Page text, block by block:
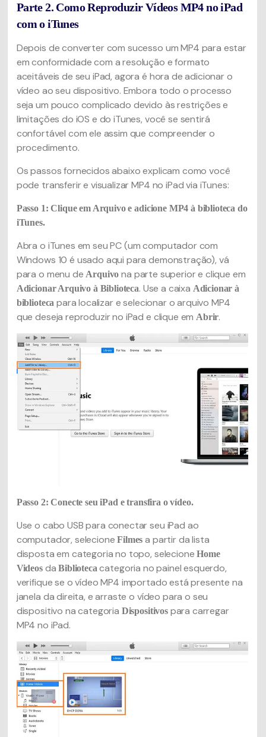
Parte 2. Como Reproduzir Vídeos MP4 no iPad
com o iTunes
Depois de converter com sucesso um MP4 para estar
em conformidade com a resolução e formato
aceitáveis ​​de seu iPad, agora é hora de adicionar o
vídeo ao seu dispositivo. Embora todo o processo
seja um pouco complicado devido às restrições e
limitações do iOS e do iTunes, você se sentirá
confortável com ele assim que compreender o
procedimento.
Os passos fornecidos abaixo explicam como você
pode transferir e visualizar MP4 no iPad via iTunes:
Passo 1: Clique em Arquivo e adicione MP4 à biblioteca do
iTunes.
Abra o iTunes em seu PC (um computador com
Windows 10 é usado aqui para demonstração), vá
para o menu deArquivona parte superior e clique em
Adicionar Arquivo à Biblioteca. Use a caixa Adicionar à
bibliotecapara localizar e selecionar o arquivo MP4
que deseja reproduzir no iPad e clique emAbrir.
Passo 2: Conecte seu iPad e transfira o vídeo.
Use o cabo USB para conectar seu iPad ao
computador, selecioneFilmesa partir da lista
disposta em categoria no topo, selecioneHome
Videos daBibliotecacategoria no painel esquerdo,
verifique se o vídeo MP4 importado está presente na
janela da direita, e arraste o vídeo para o seu
dispositivo na categoria Dispositivos para carregar
MP4 no iPad.